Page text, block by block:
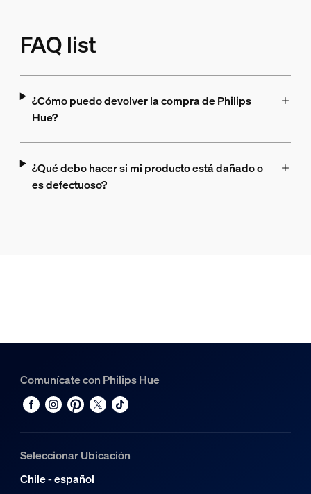
FAQ list
¿Cómo puedo devolver la compra de Philips
Hue?
¿Qué debo hacer si mi producto está dañado o
es defectuoso?
Comunícate con Philips Hue
Seleccionar Ubicación
Chile - español